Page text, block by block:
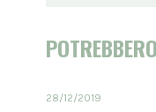
28/12/2019